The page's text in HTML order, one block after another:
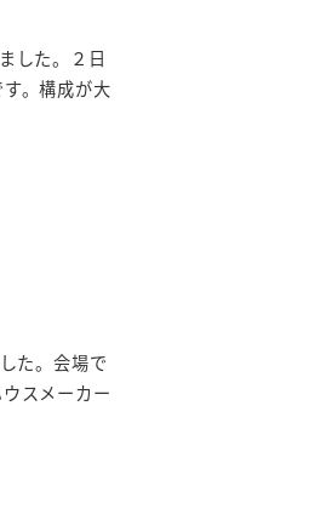
した。２日
。構成が大
た。会場で
スメーカー